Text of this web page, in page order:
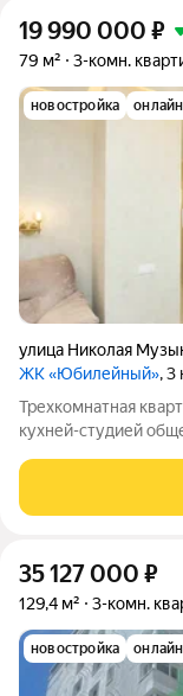
19 990 000 ₽
79 м² 3-комн.
новостройка
улица Николая
ЖК «Юбилейный», 3
Трехкомнатная
кухней-студией
Данный объект
так и в качестве
35 127 000 ₽
129,4 м² 3-комн.
новостройка